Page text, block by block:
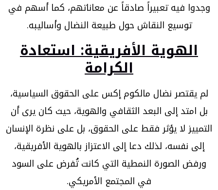
وجدوا فيه تعبيراً صادقاً عن معاناتهم، كما أسهم في
توسيع النقاش حول طبيعة النضال وأساليبه.
الهوية الأفريقية: استعادة
الكرامة
لم يقتصر نضال مالكوم إكس على الحقوق السياسية،
بل امتد إلى البعد الثقافي والهوية، حيث كان يرى أن
التمييز لا يؤثر فقط على الحقوق، بل على نظرة الإنسان
إلى نفسه، لذلك دعا إلى الاعتزاز بالهوية الأفريقية،
ورفض الصورة النمطية التي كانت تُفرض على السود
في المجتمع الأمريكي.